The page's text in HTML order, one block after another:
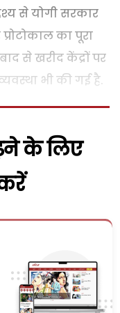
से योगी सरकार
का पूरा
से खरीद केंद्रों पर
भी की गई है.
के लिए